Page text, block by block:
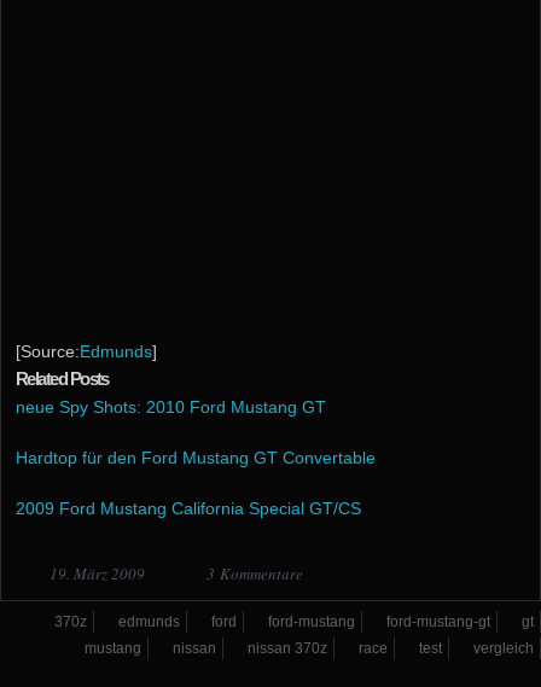
[Source:Edmunds]
Related Posts
neue Spy Shots: 2010 Ford Mustang GT
Hardtop für den Ford Mustang GT Convertable
2009 Ford Mustang California Special GT/CS
19. März 2009 3 Kommentare
370z edmunds ford ford-mustang ford-mustang-gt
gt
mustang
nissan nissan 370z race test vergleich